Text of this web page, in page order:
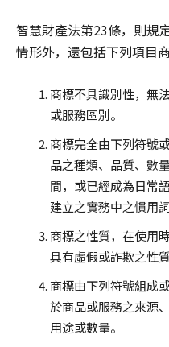
智慧財產法第23條，則規
情形外，還包括下列項目
商標不具識別性，無
或服務區別。
商標完全由下列符號
品之種類、品質、數
間，或已經成為日常
建立之實務中之慣用詞
商標之性質，在使用
具有虛假或詐欺之性質
商標由下列符號組成
於商品或服務之來源
用途或數量。